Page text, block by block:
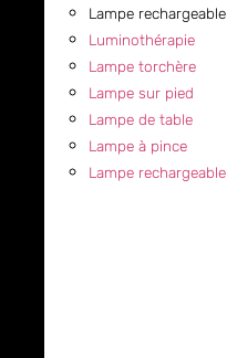
Lampe rechargeable
Luminothérapie
Lampe torchère
Lampe sur pied
Lampe de table
Lampe à pince
Lampe rechargeable